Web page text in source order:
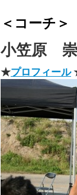
＜コーチ＞
小笠原
★プロフィール